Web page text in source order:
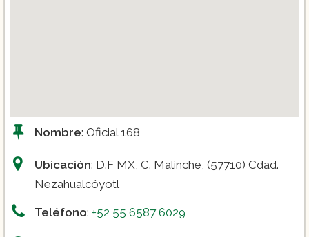
Nombre: Oficial 168
Ubicación: D.F MX, C. Malinche, (57710) Cdad.
Nezahualcóyotl
Teléfono: +52 55 6587 6029